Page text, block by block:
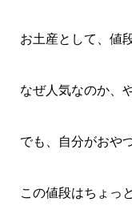
お土産として、値
なぜ人気なのか、
でも、自分がおや
この値段はちょっ